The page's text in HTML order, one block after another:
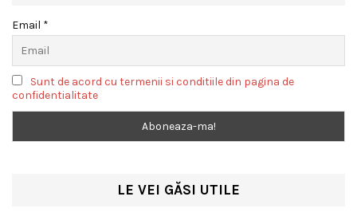
Email *
Sunt de acord cu termenii si conditiile din pagina de
confidentialitate
LE VEI GĂSI UTILE